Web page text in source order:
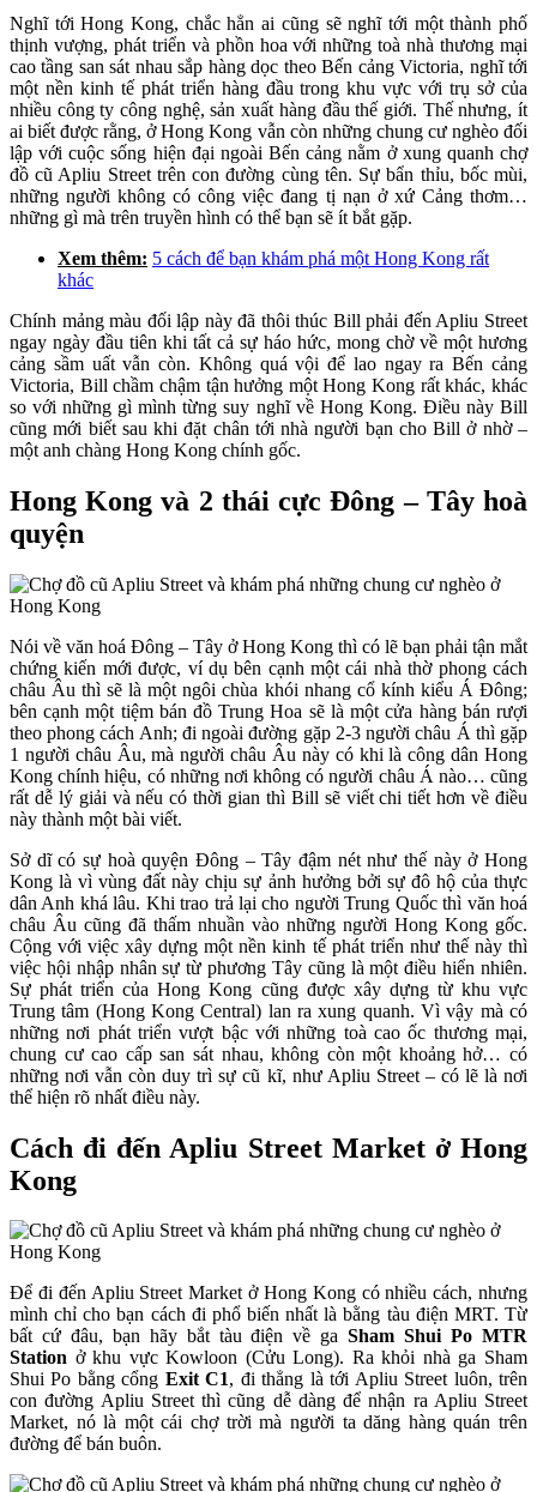
Nghĩ tới Hong Kong, chắc hẳn ai cũng sẽ nghĩ tới một thành phố
thịnh vượng, phát triển và phồn hoa với những toà nhà thương mại
cao tầng san sát nhau sắp hàng dọc theo Bến cảng Victoria, nghĩ tới
một nền kinh tế phát triển hàng đầu trong khu vực với trụ sở của
nhiều công ty công nghệ, sản xuất hàng đầu thế giới. Thế nhưng, ít
ai biết được rằng, ở Hong Kong vẫn còn những chung cư nghèo đối
lập với cuộc sống hiện đại ngoài Bến cảng nằm ở xung quanh chợ
đồ cũ Apliu Street trên con đường cùng tên. Sự bẩn thỉu, bốc mùi,
những người không có công việc đang tị nạn ở xứ Cảng thơm…
những gì mà trên truyền hình có thể bạn sẽ ít bắt gặp.
Xem thêm: 5 cách để bạn khám phá một Hong Kong rất
khác
Chính mảng màu đối lập này đã thôi thúc Bill phải đến Apliu Street
ngay ngày đầu tiên khi tất cả sự háo hức, mong chờ về một hương
cảng sầm uất vẫn còn. Không quá vội để lao ngay ra Bến cảng
Victoria, Bill chầm chậm tận hưởng một Hong Kong rất khác, khác
so với những gì mình từng suy nghĩ về Hong Kong. Điều này Bill
cũng mới biết sau khi đặt chân tới nhà người bạn cho Bill ở nhờ –
một anh chàng Hong Kong chính gốc.
Hong Kong và 2 thái cực Đông – Tây hoà
quyện
Nói về văn hoá Đông – Tây ở Hong Kong thì có lẽ bạn phải tận mắt
chứng kiến mới được, ví dụ bên cạnh một cái nhà thờ phong cách
châu Âu thì sẽ là một ngôi chùa khói nhang cổ kính kiểu Á Đông;
bên cạnh một tiệm bán đồ Trung Hoa sẽ là một cửa hàng bán rượi
theo phong cách Anh; đi ngoài đường gặp 2-3 người châu Á thì gặp
1 người châu Âu, mà người châu Âu này có khi là công dân Hong
Kong chính hiệu, có những nơi không có người châu Á nào… cũng
rất dễ lý giải và nếu có thời gian thì Bill sẽ viết chi tiết hơn về điều
này thành một bài viết.
Sở dĩ có sự hoà quyện Đông – Tây đậm nét như thế này ở Hong
Kong là vì vùng đất này chịu sự ảnh hưởng bởi sự đô hộ của thực
dân Anh khá lâu. Khi trao trả lại cho người Trung Quốc thì văn hoá
châu Âu cũng đã thấm nhuần vào những người Hong Kong gốc.
Cộng với việc xây dựng một nền kinh tế phát triển như thế này thì
việc hội nhập nhân sự từ phương Tây cũng là một điều hiển nhiên.
Sự phát triển của Hong Kong cũng được xây dựng từ khu vực
Trung tâm (Hong Kong Central) lan ra xung quanh. Vì vậy mà có
những nơi phát triển vượt bậc với những toà cao ốc thương mại,
chung cư cao cấp san sát nhau, không còn một khoảng hở… có
những nơi vẫn còn duy trì sự cũ kĩ, như Apliu Street – có lẽ là nơi
thể hiện rõ nhất điều này.
Cách đi đến Apliu Street Market ở Hong
Kong
Để đi đến Apliu Street Market ở Hong Kong có nhiều cách, nhưng
mình chỉ cho bạn cách đi phổ biến nhất là bằng tàu điện MRT. Từ
bất cứ đâu, bạn hãy bắt tàu điện về gaSham Shui Po MTR
Station ở khu vực Kowloon (Cửu Long). Ra khỏi nhà ga Sham
Shui Po bằng cổng Exit C1, đi thẳng là tới Apliu Street luôn, trên
con đường Apliu Street thì cũng dễ dàng để nhận ra Apliu Street
Market, nó là một cái chợ trời mà người ta dăng hàng quán trên
đường để bán buôn.